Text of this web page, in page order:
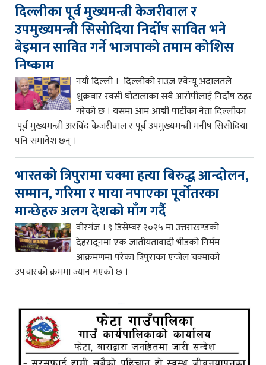
दिल्लीका पूर्व मुख्यमन्त्री केजरीवाल र
उपमुख्यमन्त्री सिसोदिया निर्दोष सावित भने
बेइमान सावित गर्ने भाजपाको तमाम कोशिस
निष्काम
नयाँ दिल्ली । दिल्लीको राउज़ एवेन्यू अदालतले
शुक्रबार रक्सी घोटालाका सबै आरोपीलाई निर्दोष ठहर
गरेको छ । यसमा आम आद्मी पार्टीका नेता दिल्लीका
पूर्व मुख्यमन्त्री अरविंद केजरीवाल र पूर्व उपमुख्यमन्त्री मनीष सिसोदिया
पनि समावेश छन् ।
भारतको त्रिपुरामा चक्मा हत्या बिरुद्ध आन्दोलन,
सम्मान, गरिमा र माया नपाएका पूर्वोतरका
मान्छेहरु अलग देशको माँग गर्दै
वीरगंज । ९ डिसेम्बर २०२५ मा उत्तराखण्डको
देहरादूनमा एक जातीयतावादी भीडको निर्मम
आक्रमणमा परेका त्रिपुराका एन्जेल चक्माको
उपचारको क्रममा ज्यान गएको छ ।